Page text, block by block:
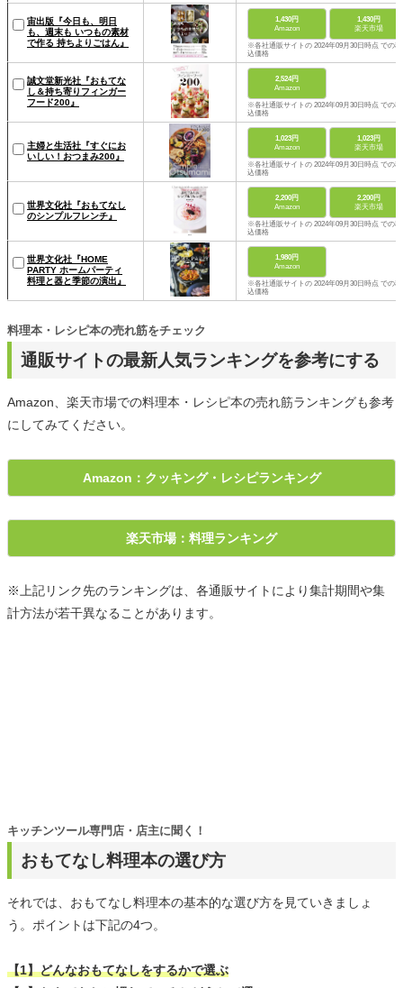
宙出版『今日も、明日
も、週末も いつもの素材
で作る 持ちよりごはん』
1,430円
Amazon
1,430円
楽天市場
※各社通販サイトの 2024年09月30日時点 での税
込価格
誠文堂新光社『おもてな
し＆持ち寄りフィンガー
フード200』
2,524円
Amazon
※各社通販サイトの 2024年09月30日時点 での税
込価格
主婦と生活社『すぐにお
いしい！おつまみ200』
1,023円
Amazon
1,023円
楽天市場
※各社通販サイトの 2024年09月30日時点 での税
込価格
世界文化社『おもてなし
のシンプルフレンチ』
2,200円
Amazon
2,200円
楽天市場
※各社通販サイトの 2024年09月30日時点 での税
込価格
世界文化社『HOME
PARTY ホームパーティ
料理と器と季節の演出』
1,980円
Amazon
※各社通販サイトの 2024年09月30日時点 での税
込価格
通販サイトの最新人気ランキングを参考にする
料理本・レシピ本の売れ筋をチェック
Amazon、楽天市場での料理本・レシピ本の売れ筋ランキングも参考
にしてみてください。
Amazon：クッキング・レシピランキング
楽天市場：料理ランキング
※上記リンク先のランキングは、各通販サイトにより集計期間や集
計方法が若干異なることがあります。
おもてなし料理本の選び方
キッチンツール専門店・店主に聞く！
それでは、おもてなし料理本の基本的な選び方を見ていきましょ
う。ポイントは下記の4つ。
【1】どんなおもてなしをするかで選ぶ